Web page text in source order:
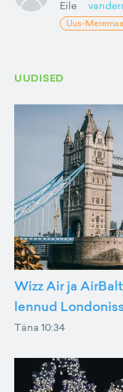
Eile
Uus-Meremaa
UUDISED
Wizz Air ja
lennud
Täna 10:34